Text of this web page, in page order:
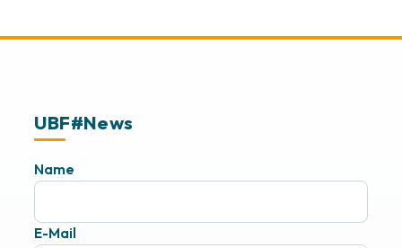
UBF#News
Name
E-Mail